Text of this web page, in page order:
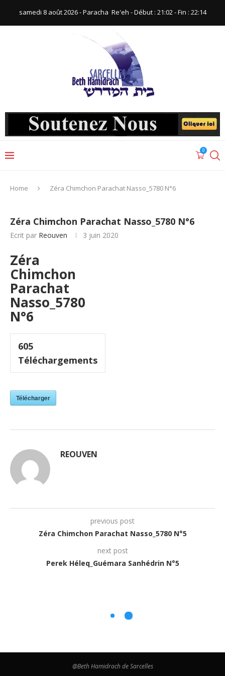
samedi 8 août 2026 - Paracha ‪ Re'eh‬ - Début : 21:02‬ - Fin : ‪22:14‬
0
Home Zéra Chimchon Parachat Nasso_5780 N°6
Zéra Chimchon Parachat Nasso_5780 N°6
Ecrit par Reouven 3 juin 2020
Zéra
Chimchon
Parachat
Nasso_5780
N°6
605
Téléchargements
Télécharger
REOUVEN
previous post
Zéra Chimchon Parachat Nasso_5780 N°5
next post
Perek Héleq_Guémara Sanhédrin N°5
@Beth Hamidrach de Sarcelles